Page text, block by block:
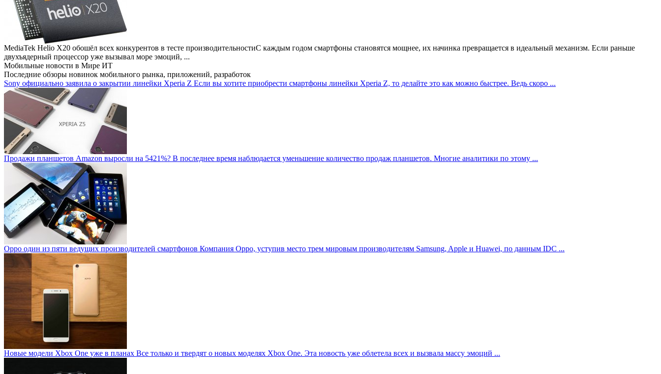
MediaTek Helio X20 обошёл всех конкурентов в тесте производительностиС каждым годом смартфоны становятся мощнее, их начинка превращается в идеальный механизм. Если раньше
двухъядерный процессор уже вызывал море эмоций, ...
Мобильные новости в Мире ИТ
Последние обзоры новинок мобильного рынка, приложений, разработок
Sony официально заявила о закрытии линейки Xperia Z Если вы хотите приобрести смартфоны линейки Xperia Z, то делайте это как можно быстрее. Ведь скоро ...
Продажи планшетов Amazon выросли на 5421%? В последнее время наблюдается уменьшение количество продаж планшетов. Многие аналитики по этому ...
Oppo один из пяти ведущих производителей смартфонов Компания Oppo, уступив место трем мировым производителям Samsung, Apple и Huawei, по данным IDC ...
Новые модели Xbox One уже в планах Все только и твердят о новых моделях Xbox One. Эта новость уже облетела всех и вызвала массу эмоций ...